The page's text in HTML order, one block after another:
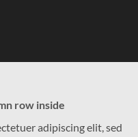
row inside
adipiscing elit, sed